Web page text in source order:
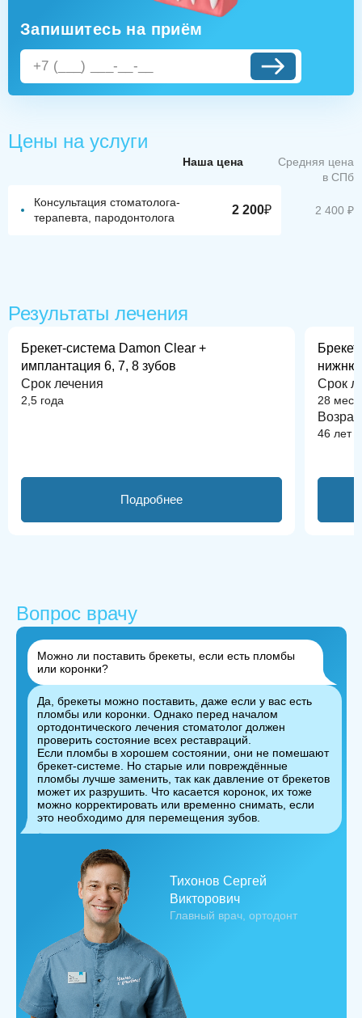
Запишитесь на приём
Цены на услуги
Наша цена
Средняя цена
в СПб
Консультация стоматолога-
терапевта, пародонтолога
2 200₽ 2 400 ₽
Результаты лечения
Брекет-система Damon Clear +
имплантация 6, 7, 8 зубов
Срок лечения
2,5 года
Подробнее
Срок
28
46 лет
Вопрос врачу
Можно ли поставить брекеты, если есть пломбы
или коронки?
Да, брекеты можно поставить, даже если у вас есть
пломбы или коронки. Однако перед началом
ортодонтического лечения стоматолог должен
проверить состояние всех реставраций.
Если пломбы в хорошем состоянии, они не помешают
брекет-системе. Но старые или повреждённые
пломбы лучше заменить, так как давление от брекетов
может их разрушить. Что касается коронок, их тоже
можно корректировать или временно снимать, если
это необходимо для перемещения зубов.
Тихонов Сергей
Викторович
Главный врач, ортодонт